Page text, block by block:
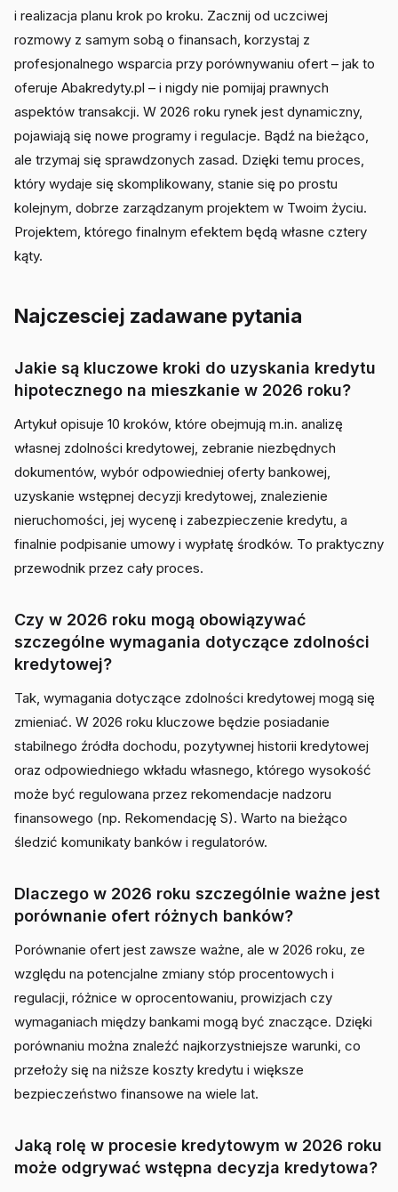
i realizacja planu krok po kroku. Zacznij od uczciwej
rozmowy z samym sobą o finansach, korzystaj z
profesjonalnego wsparcia przy porównywaniu ofert – jak to
oferuje Abakredyty.pl – i nigdy nie pomijaj prawnych
aspektów transakcji. W 2026 roku rynek jest dynamiczny,
pojawiają się nowe programy i regulacje. Bądź na bieżąco,
ale trzymaj się sprawdzonych zasad. Dzięki temu proces,
który wydaje się skomplikowany, stanie się po prostu
kolejnym, dobrze zarządzanym projektem w Twoim życiu.
Projektem, którego finalnym efektem będą własne cztery
kąty.
Najczesciej zadawane pytania
Jakie są kluczowe kroki do uzyskania kredytu
hipotecznego na mieszkanie w 2026 roku?
Artykuł opisuje 10 kroków, które obejmują m.in. analizę
własnej zdolności kredytowej, zebranie niezbędnych
dokumentów, wybór odpowiedniej oferty bankowej,
uzyskanie wstępnej decyzji kredytowej, znalezienie
nieruchomości, jej wycenę i zabezpieczenie kredytu, a
finalnie podpisanie umowy i wypłatę środków. To praktyczny
przewodnik przez cały proces.
Czy w 2026 roku mogą obowiązywać
szczególne wymagania dotyczące zdolności
kredytowej?
Tak, wymagania dotyczące zdolności kredytowej mogą się
zmieniać. W 2026 roku kluczowe będzie posiadanie
stabilnego źródła dochodu, pozytywnej historii kredytowej
oraz odpowiedniego wkładu własnego, którego wysokość
może być regulowana przez rekomendacje nadzoru
finansowego (np. Rekomendację S). Warto na bieżąco
śledzić komunikaty banków i regulatorów.
Dlaczego w 2026 roku szczególnie ważne jest
porównanie ofert różnych banków?
Porównanie ofert jest zawsze ważne, ale w 2026 roku, ze
względu na potencjalne zmiany stóp procentowych i
regulacji, różnice w oprocentowaniu, prowizjach czy
wymaganiach między bankami mogą być znaczące. Dzięki
porównaniu można znaleźć najkorzystniejsze warunki, co
przełoży się na niższe koszty kredytu i większe
bezpieczeństwo finansowe na wiele lat.
Jaką rolę w procesie kredytowym w 2026 roku
może odgrywać wstępna decyzja kredytowa?